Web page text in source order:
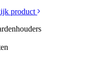
product